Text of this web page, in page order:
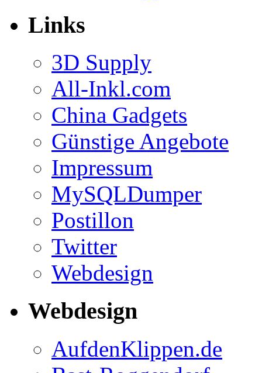
Links
3D Supply
All-Inkl.com
China Gadgets
Günstige Angebote
Impressum
MySQLDumper
Postillon
Twitter
Webdesign
Webdesign
AufdenKlippen.de